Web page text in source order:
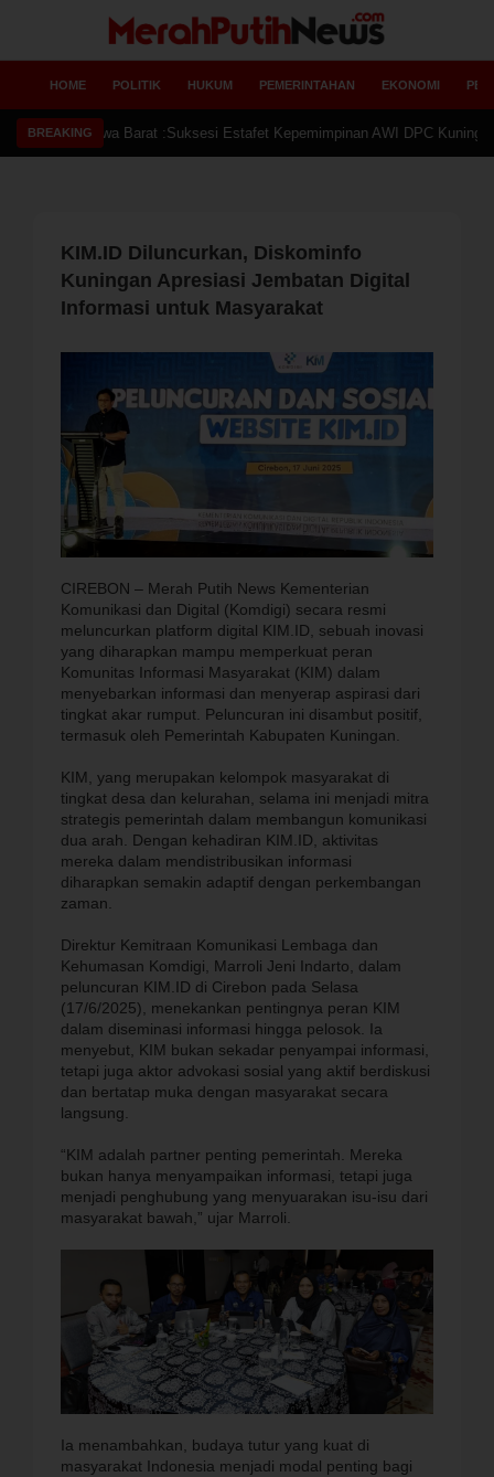
HOME POLITIK HUKUM PEMERINTAHAN EKONOMI
BREAKING Ketua
KIM.ID Diluncurkan, Diskominfo
Kuningan Apresiasi Jembatan Digital
Informasi untuk Masyarakat
CIREBON – Merah Putih News Kementerian
Komunikasi dan Digital (Komdigi) secara resmi
meluncurkan platform digital KIM.ID, sebuah inovasi
yang diharapkan mampu memperkuat peran
Komunitas Informasi Masyarakat (KIM) dalam
menyebarkan informasi dan menyerap aspirasi dari
tingkat akar rumput. Peluncuran ini disambut positif,
termasuk oleh Pemerintah Kabupaten Kuningan.
KIM, yang merupakan kelompok masyarakat di
tingkat desa dan kelurahan, selama ini menjadi mitra
strategis pemerintah dalam membangun komunikasi
dua arah. Dengan kehadiran KIM.ID, aktivitas
mereka dalam mendistribusikan informasi
diharapkan semakin adaptif dengan perkembangan
zaman.
Direktur Kemitraan Komunikasi Lembaga dan
Kehumasan Komdigi, Marroli Jeni Indarto, dalam
peluncuran KIM.ID di Cirebon pada Selasa
(17/6/2025), menekankan pentingnya peran KIM
dalam diseminasi informasi hingga pelosok. Ia
menyebut, KIM bukan sekadar penyampai informasi,
tetapi juga aktor advokasi sosial yang aktif berdiskusi
dan bertatap muka dengan masyarakat secara
langsung.
“KIM adalah partner penting pemerintah. Mereka
bukan hanya menyampaikan informasi, tetapi juga
menjadi penghubung yang menyuarakan isu-isu dari
masyarakat bawah,” ujar Marroli.
Ia menambahkan, budaya tutur yang kuat di
masyarakat Indonesia menjadi modal penting bagi